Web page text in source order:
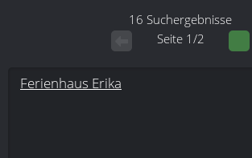
16 Suchergebnisse
Seite 1/2
Ferienhaus Erika